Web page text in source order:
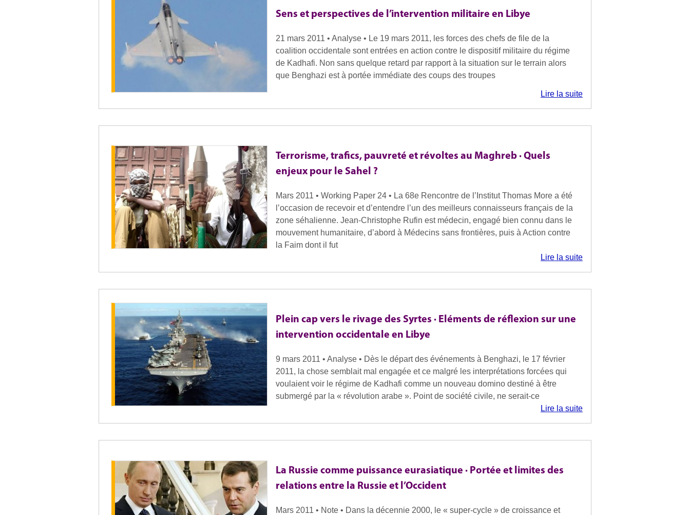
Sens et perspectives de l’intervention militaire en Libye
21 mars 2011 • Analyse • Le 19 mars 2011, les forces des chefs de file de la
coalition occidentale sont entrées en action contre le dispositif militaire du régime
de Kadhafi. Non sans quelque retard par rapport à la situation sur le terrain alors
que Benghazi est à portée immédiate des coups des troupes
Lire la suite
Terrorisme, trafics, pauvreté et révoltes au Maghreb · Quels
enjeux pour le Sahel ?
Mars 2011 • Working Paper 24 • La 68e Rencontre de l’Institut Thomas More a été
l’occasion de recevoir et d’entendre l’un des meilleurs connaisseurs français de la
zone séhalienne. Jean-Christophe Rufin est médecin, engagé bien connu dans le
mouvement humanitaire, d’abord à Médecins sans frontières, puis à Action contre
la Faim dont il fut
Lire la suite
Plein cap vers le rivage des Syrtes · Eléments de réflexion sur une
intervention occidentale en Libye
9 mars 2011 • Analyse • Dès le départ des événements à Benghazi, le 17 février
2011, la chose semblait mal engagée et ce malgré les interprétations forcées qui
voulaient voir le régime de Kadhafi comme un nouveau domino destiné à être
submergé par la « révolution arabe ». Point de société civile, ne serait-ce
Lire la suite
La Russie comme puissance eurasiatique · Portée et limites des
relations entre la Russie et l’Occident
Mars 2011 • Note • Dans la décennie 2000, le « super-cycle » de croissance et